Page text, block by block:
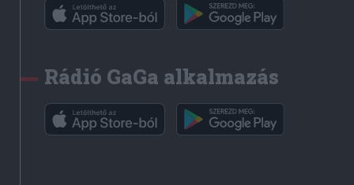
Rádió GaGa alkalmazás